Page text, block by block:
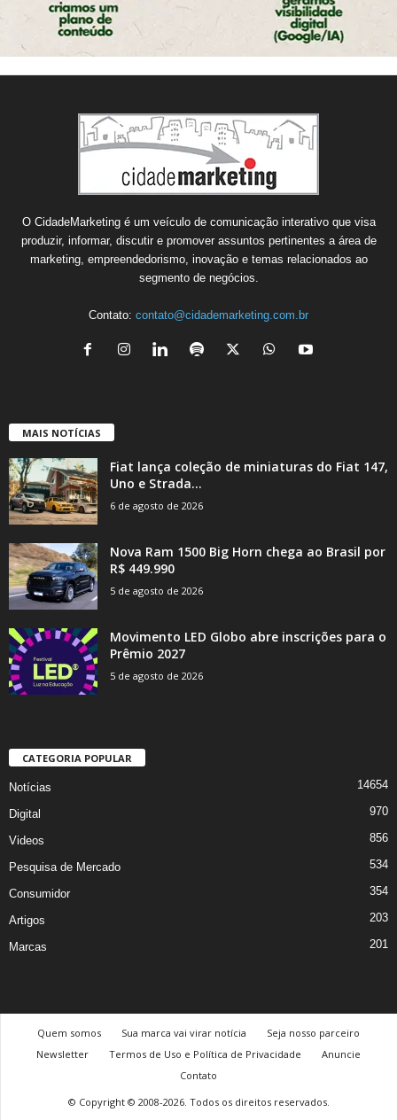
O CidadeMarketing é um veículo de comunicação interativo que visa
produzir, informar, discutir e promover assuntos pertinentes a área de
marketing, empreendedorismo, inovação e temas relacionados ao
segmento de negócios.
Contato: contato@cidademarketing.com.br
MAIS NOTÍCIAS
Fiat lança coleção de miniaturas do Fiat 147,
Uno e Strada...
6 de agosto de 2026
Nova Ram 1500 Big Horn chega ao Brasil por
R$ 449.990
5 de agosto de 2026
Movimento LED Globo abre inscrições para o
Prêmio 2027
5 de agosto de 2026
CATEGORIA POPULAR
Notícias 14654
Digital 970
Videos 856
Pesquisa de Mercado 534
Consumidor 354
Artigos 203
Marcas 201
Quem somos Sua marca vai virar notícia
Seja nosso parceiro
Newsletter
Termos de Uso e Política de Privacidade
Anuncie
Contato
© Copyright © 2008-2026. Todos os direitos reservados.